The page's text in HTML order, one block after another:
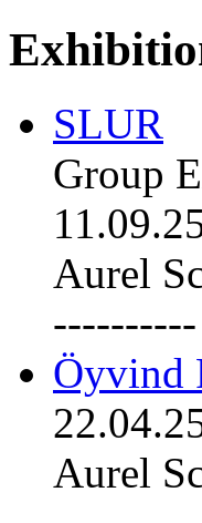
SLUR
Group
Aurel
----------
Öyvind
Aurel